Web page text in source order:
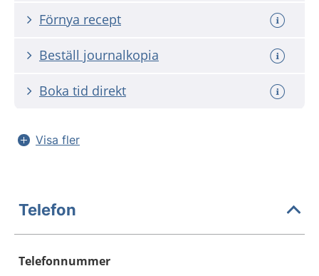
Förnya recept
Beställ journalkopia
Boka tid direkt
Visa fler
Telefon
Telefonnummer